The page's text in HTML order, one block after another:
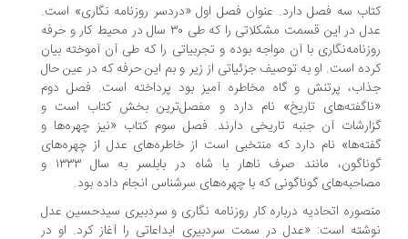
کتاب سه فصل دارد. عنوان فصل اول «دردسر روزنامه نگاری» است.
عدل در این قسمت مشکلاتی را که طی ۳۰ سال در محیط کار و حرفه
روزنامه‌نگاری با آن مواجه بوده و تجربیاتی را که طی آن آموخته بیان
کرده است. او به توصیف جزئیاتی از زیر و بم این حرفه که در عین حال
جذاب، پرتنش و گاه مخاطره آمیز بود پرداخته است. فصل دوم
«ناگفته‌های تاریخ» نام دارد و مفصل‌ترین بخش کتاب است و
گزارشات آن جنبه تاریخی دارند. فصل سوم کتاب «نیز چهره‌ها و
گفته‌ها» نام دارد که منتخبی است از خاطره‌های عدل از چهره‌های
گوناگون، مانند صرف ناهار با شاه در بابلسر به سال ۱۳۳۳ و
مصاحبه‌های گوناگونی که با چهره‌های سرشناس انجام داده بود.
منصوره اتحادیه درباره کار روزنامه نگاری و سردبیری سیدحسین عدل
نوشته است: «عدل در سمت سردبیری ابداعاتی را آغاز کرد. او در